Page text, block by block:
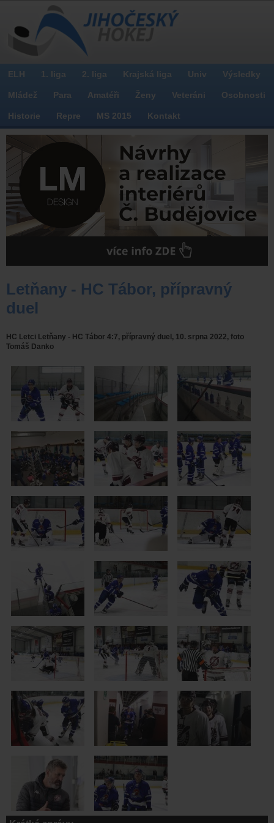
ELH 1. liga 2. liga Krajská liga Univ Výsledky
Mládež Para Amatéři Ženy Veteráni Osobnosti
Historie Repre MS 2015 Kontakt
Letňany - HC Tábor, přípravný
duel
HC Letci Letňany - HC Tábor 4:7, přípravný duel, 10. srpna 2022, foto
Tomáš Danko